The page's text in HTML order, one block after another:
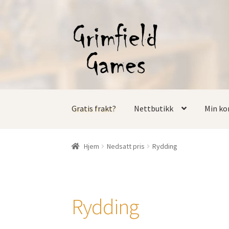
Hopp
til
navigasjon
Hopp
til
innhold
Gratis frakt? Nettbutikk Min
Hjem Nedsatt pris Rydding
Rydding